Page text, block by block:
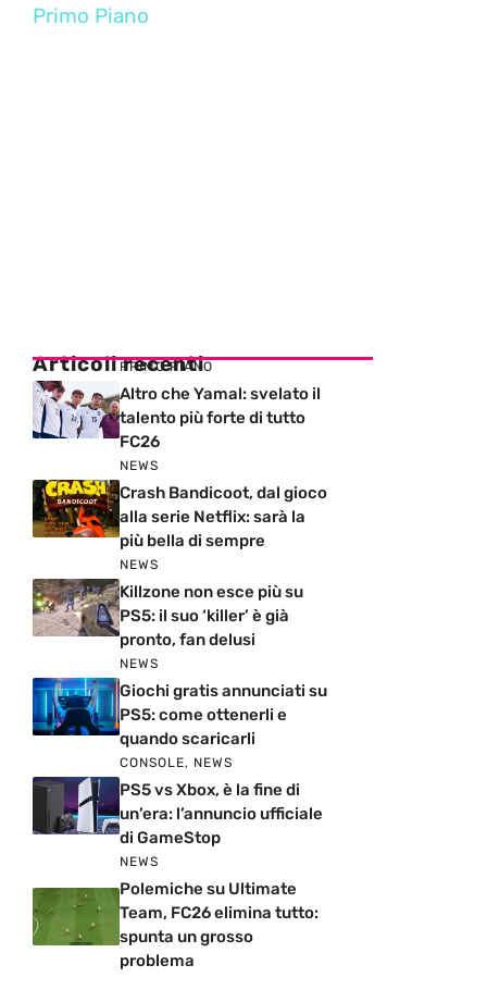
Primo Piano
Articoli recenti
PRIMO PIANO
Altro che Yamal: svelato il
talento più forte di tutto
FC26
NEWS
Crash Bandicoot, dal gioco
alla serie Netflix: sarà la
più bella di sempre
NEWS
Killzone non esce più su
PS5: il suo ‘killer’ è già
pronto, fan delusi
NEWS
Giochi gratis annunciati su
PS5: come ottenerli e
quando scaricarli
CONSOLE, NEWS
PS5 vs Xbox, è la fine di
un’era: l’annuncio ufficiale
di GameStop
NEWS
Polemiche su Ultimate
Team, FC26 elimina tutto:
spunta un grosso
problema